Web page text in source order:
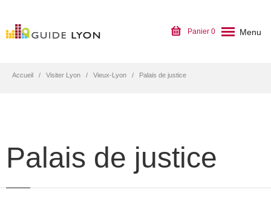
Panier 0 Menu
Accueil Visiter Lyon Vieux-Lyon Palais de justice
Palais de justice